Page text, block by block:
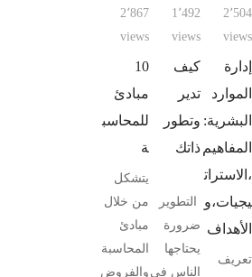
2٬504
views
إدارة
الموارد
البشرية:
المفاهيم
،الاسترات
يجيات،و
الأهداف
تعريف
1٬492
views
كيف
تدير
وتطور
ذاتك
التطوير
ضرورة
يحتاجها
الناس في
2٬867
views
10
مبادئ
للمحاسب
ة
يتشكل
من خلال
مبادئ
المحاسبة
والفروض